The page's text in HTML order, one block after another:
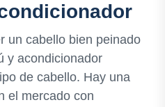
un cabello bien peinado
y acondicionador
de cabello. Hay una
el mercado con